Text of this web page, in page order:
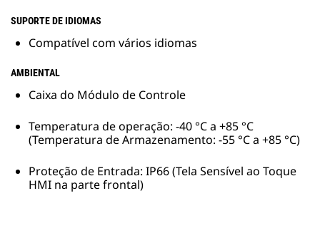
SUPORTE DE IDIOMAS
Compatível com vários idiomas
AMBIENTAL
Caixa do Módulo de Controle
Temperatura de operação: -40 °C a +85 °C
(Temperatura de Armazenamento: -55 °C a +85 °C)
Proteção de Entrada: IP66 (Tela Sensível ao Toque
HMI na parte frontal)